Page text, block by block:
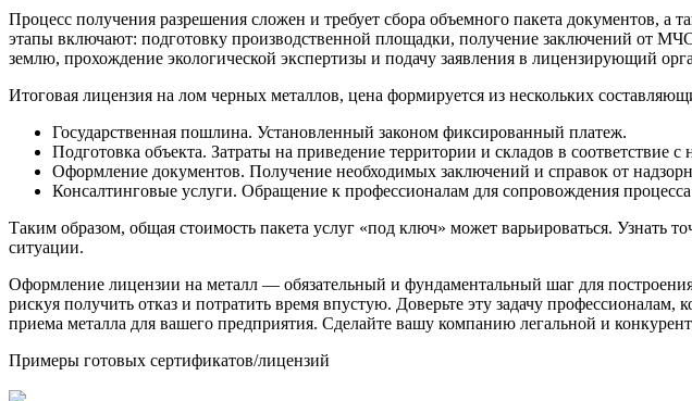
Процесс получения разрешения сложен и требует сбора объемного пакета документов,
этапы включают: подготовку производственной площадки, получение заключений от
землю, прохождение экологической экспертизы и подачу заявления в лицензирующий
Итоговая лицензия на лом черных металлов, цена формируется из нескольких
Государственная пошлина. Установленный законом фиксированный платеж.
Подготовка объекта. Затраты на приведение территории и складов в
Оформление документов. Получение необходимых заключений и справок от
Консалтинговые услуги. Обращение к профессионалам для сопровождения
Таким образом, общая стоимость пакета услуг «под ключ» может варьироваться.
ситуации.
Оформление лицензии на металл — обязательный и фундаментальный шаг для
рискуя получить отказ и потратить время впустую. Доверьте эту задачу
приема металла для вашего предприятия. Сделайте вашу компанию легальной и
Примеры готовых сертификатов/лицензий